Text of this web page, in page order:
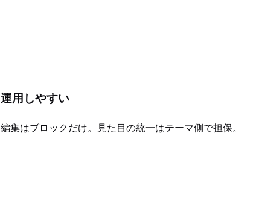
運用しやすい
編集はブロックだけ。見た目の統一はテーマ側で担保。